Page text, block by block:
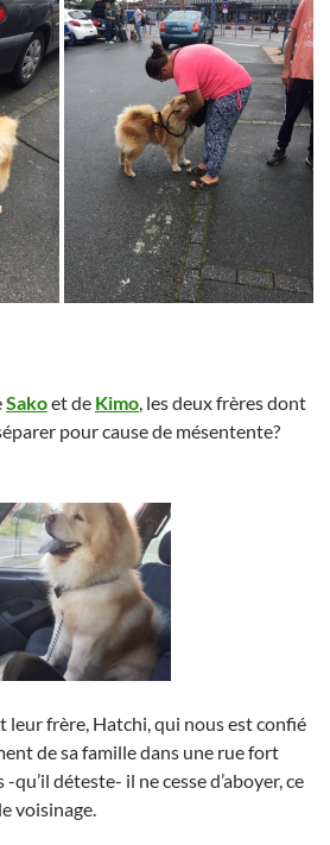
Sakoet de Kimo, les deux frères dont
pour cause de mésentente?
leur frère, Hatchi, qui nous est confié
de sa famille dans une rue fort
déteste- il ne cesse d’aboyer, ce
voisinage.